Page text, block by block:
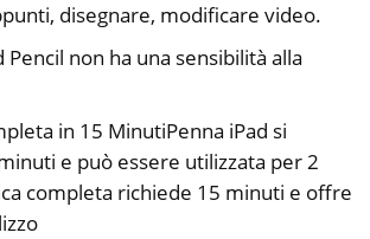
disegnare, modificare video.
Pencil non ha una sensibilità alla
in 15 MinutiPenna iPad si
e può essere utilizzata per 2
completa richiede 15 minuti e offre